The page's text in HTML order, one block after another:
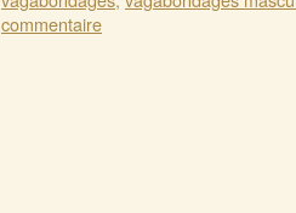
commentaire